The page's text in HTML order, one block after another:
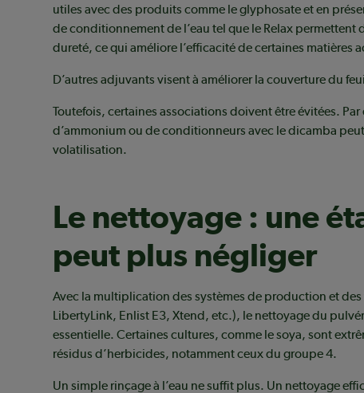
utiles avec des produits comme le glyphosate et en
de conditionnement de l’eau tel que le Relax permettent
dureté, ce qui améliore l’efficacité de certaines matières
D’autres adjuvants visent à améliorer la couverture du
Toutefois, certaines associations doivent être évitées.
d’ammonium ou de conditionneurs avec le dicamba
volatilisation.
Le nettoyage : une
peut plus négliger
Avec la multiplication des systèmes de production et
LibertyLink, Enlist E3, Xtend, etc.), le nettoyage du
essentielle. Certaines cultures, comme le soya, sont
résidus d’herbicides, notamment ceux du groupe 4.
Un simple rinçage à l’eau ne suffit plus. Un nettoyage